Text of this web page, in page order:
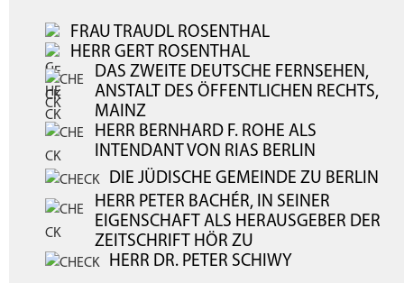
FRAU TRAUDL ROSENTHAL
HERR GERT ROSENTHAL
DAS ZWEITE DEUTSCHE FERNSEHEN,
ANSTALT DES ÖFFENTLICHEN RECHTS,
MAINZ
HERR BERNHARD F. ROHE ALS
INTENDANT VON RIAS BERLIN
DIE JÜDISCHE GEMEINDE ZU BERLIN
HERR PETER BACHÉR, IN SEINER
EIGENSCHAFT ALS HERAUSGEBER DER
ZEITSCHRIFT HÖR ZU
HERR DR. PETER SCHIWY